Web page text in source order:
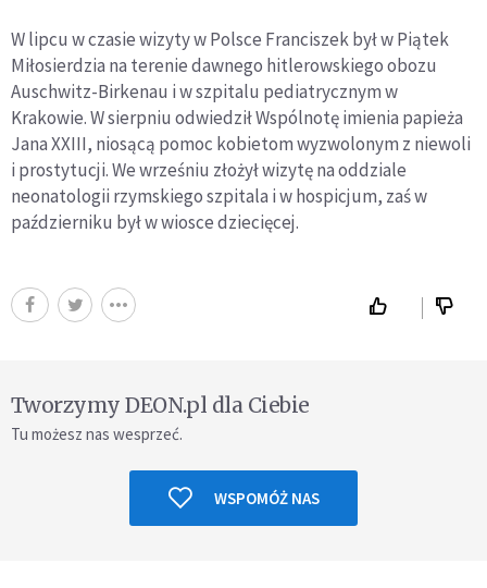
W lipcu w czasie wizyty w Polsce Franciszek był w Piątek
Miłosierdzia na terenie dawnego hitlerowskiego obozu
Auschwitz-Birkenau i w szpitalu pediatrycznym w
Krakowie. W sierpniu odwiedził Wspólnotę imienia papieża
Jana XXIII, niosącą pomoc kobietom wyzwolonym z niewoli
i prostytucji. We wrześniu złożył wizytę na oddziale
neonatologii rzymskiego szpitala i w hospicjum, zaś w
październiku był w wiosce dziecięcej.
Tworzymy DEON.pl dla Ciebie
Tu możesz nas wesprzeć.
WSPOMÓŻ NAS